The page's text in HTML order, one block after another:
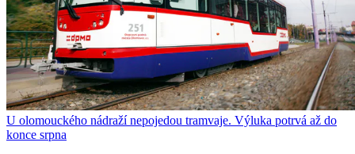
U olomouckého nádraží nepojedou tramvaje. Výluka potrvá až do
konce srpna